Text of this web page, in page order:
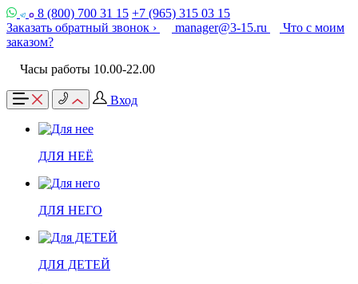
8 (800) 700 31 15 +7 (965) 315 03 15
Заказать обратный звонок ›
manager@3-15.ru
Что с моим
заказом?
Часы работы 10.00-22.00
Вход
ДЛЯ НЕЁ
ДЛЯ НЕГО
ДЛЯ ДЕТЕЙ